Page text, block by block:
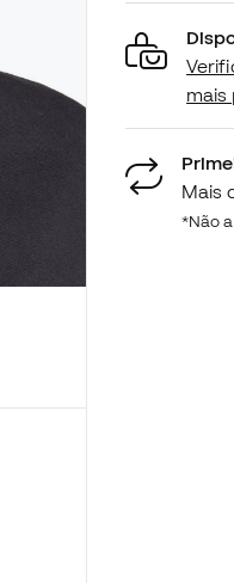
mais
Mais
*Não